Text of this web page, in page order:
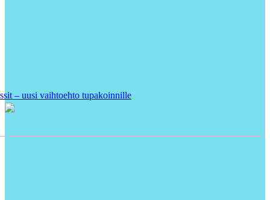
– uusi vaihtoehto tupakoinnille